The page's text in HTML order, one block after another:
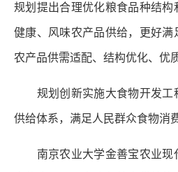
规划提出合理优化粮食品种结构
健康、风味农产品供给，更好满
农产品供需适配、结构优化、优
规划创新实施大食物开发工
供给体系，满足人民群众食物消
南京农业大学金善宝农业现